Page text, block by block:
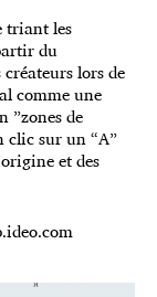
triant les
du
lors de
comme une
”zones de
sur un “A”
et des